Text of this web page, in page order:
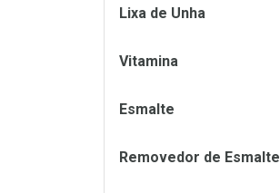
Lixa de Unha
Vitamina
Esmalte
Removedor de Esmalte